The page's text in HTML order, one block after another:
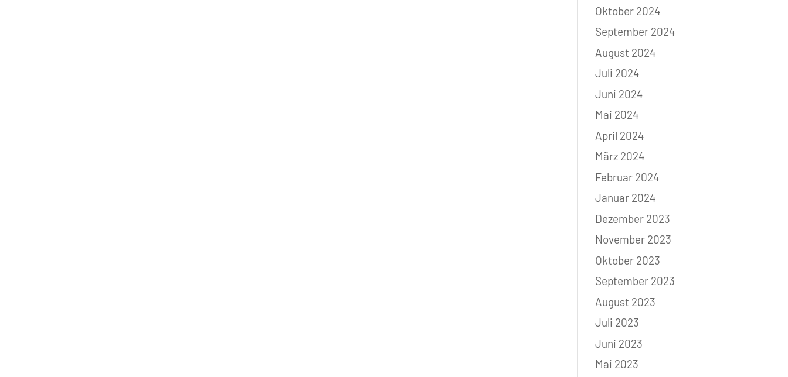
Oktober 2024
September 2024
August 2024
Juli 2024
Juni 2024
Mai 2024
April 2024
März 2024
Februar 2024
Januar 2024
Dezember 2023
November 2023
Oktober 2023
September 2023
August 2023
Juli 2023
Juni 2023
Mai 2023